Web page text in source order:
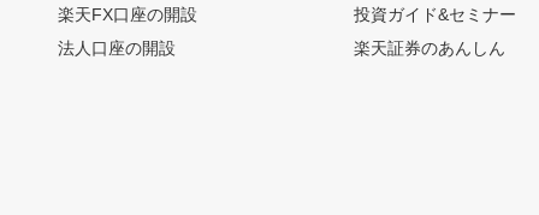
楽天FX口座の開設
法人口座の開設
投資ガイド&セミナー
楽天証券のあんしん